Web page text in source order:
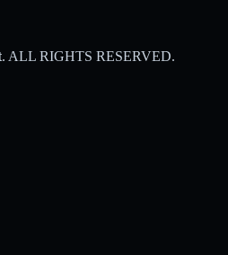
. ALL RIGHTS RESERVED.